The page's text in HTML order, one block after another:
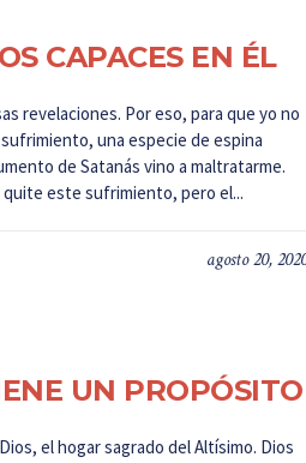
CAPACES EN ÉL
revelaciones. Por eso, para que yo no
una especie de espina
de Satanás vino a maltratarme.
quite este sufrimiento, pero el...
agosto 20,
UN PROPÓSITO
el hogar sagrado del Altísimo. Dios